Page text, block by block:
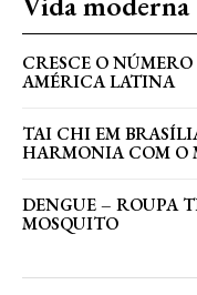
CRESCE O
AMÉRICA LATINA
TAI CHI EM
HARMONIA COM O
DENGUE – ROUPA
MOSQUITO